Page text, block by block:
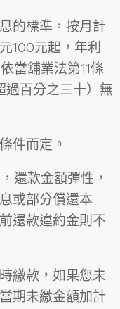
的標準，按月計
100元起，年利
當舖業法第11條
過百分之三十）無
件而定。
還款金額彈性，
或部分償還本
還款違約金則不
繳款，如果您未
期未繳金額加計